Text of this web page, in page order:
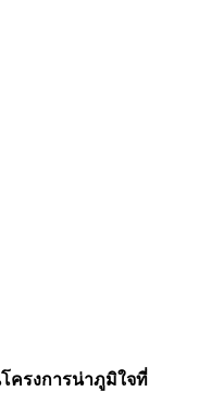
ครงการน่าภูมิใจที่